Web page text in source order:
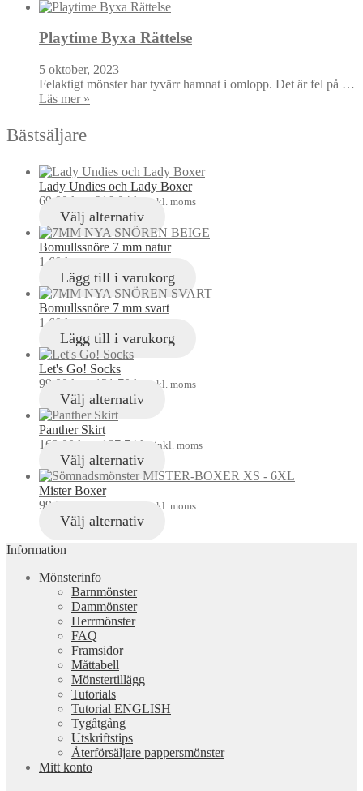
Playtime Byxa Rättelse
5 oktober, 2023
Felaktigt mönster har tyvärr hamnat i omlopp. Det är fel på …
Läs mer »
Bästsäljare
Lady Undies och Lady Boxer
69,00 kr 216,04 kr inkl. moms
Välj alternativ
Bomullssnöre 7 mm natur
1,60 kr
Lägg till i varukorg
Bomullssnöre 7 mm svart
1,60 kr
Lägg till i varukorg
Let's Go! Socks
99,00 kr 121,70 kr inkl. moms
Välj alternativ
Panther Skirt
169,00 kr 187,74 kr inkl. moms
Välj alternativ
Mister Boxer
99,00 kr 121,70 kr inkl. moms
Välj alternativ
Information
Mönsterinfo
Barnmönster
Dammönster
Herrmönster
FAQ
Framsidor
Måttabell
Mönstertillägg
Tutorials
Tutorial ENGLISH
Tygåtgång
Utskriftstips
Återförsäljare pappersmönster
Mitt konto